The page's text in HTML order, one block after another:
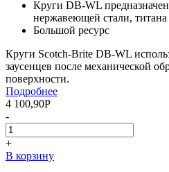
Круги DB-WL
нержавеющей стали,
Большой ресурс
Круги Scotch-Brite DB-WL
заусенцев после механической
поверхности.
Подробнее
4 100,90Р
-
+
В корзину